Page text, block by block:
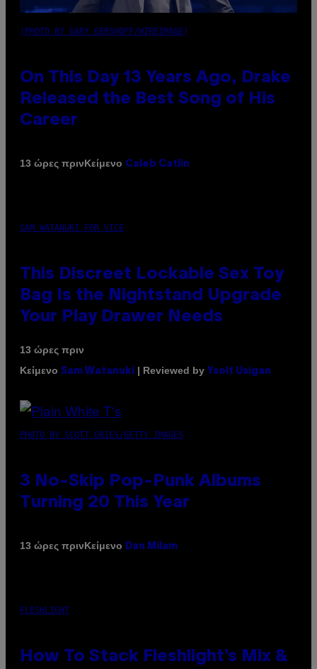
(PHOTO BY GARY GERSHOFF/WIREIMAGE)
On This Day 13 Years Ago, Drake
Released the Best Song of His
Career
13 ώρες πρινΚείμενο Caleb Catlin
SAM WATANUKI FOR VICE
This Discreet Lockable Sex Toy
Bag Is the Nightstand Upgrade
Your Play Drawer Needs
13 ώρες πριν
Κείμενο Sam Watanuki | Reviewed by Ysolt Usigan
PHOTO BY SCOTT GRIES/GETTY IMAGES
3 No-Skip Pop-Punk Albums
Turning 20 This Year
13 ώρες πρινΚείμενο Dan Milam
FLESHLIGHT
How To Stack Fleshlight’s Mix &